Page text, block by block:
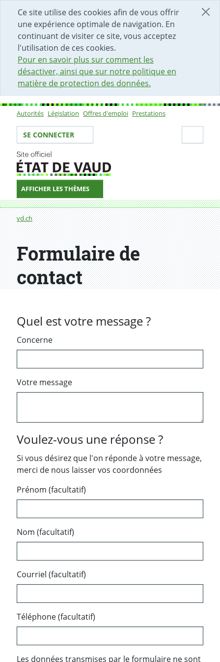
Ce site utilise des cookies afin de vous offrir
une expérience optimale de navigation. En
continuant de visiter ce site, vous acceptez
l'utilisation de ces cookies.
Pour en savoir plus sur comment les
désactiver, ainsi que sur notre politique en
matière de protection des données.
DÉBUT DU CONTENU DE LA PAGE
ACCÈS AU CHAMP DE RECHERCHE
PAGE D'ACCUEIL
FORMULAIRE DE CONTACT
Sous-navigation
Autorités Législation Offres d'emploi Prestations
Votre identité
SE CONNECTER
AFFICHER LES THÈMES
Fil d'Ariane
vd.ch
Formulaire de contact
Formulaire de
contact
Quel est votre message ?
Concerne
Votre message
Voulez-vous une réponse ?
Si vous désirez que l'on réponde à votre message,
merci de nous laisser vos coordonnées
Prénom (facultatif)
Nom (facultatif)
Courriel (facultatif)
Téléphone (facultatif)
Les données transmises par le formulaire ne sont